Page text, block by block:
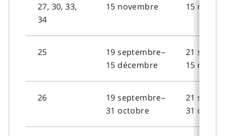
27, 30, 33,
34
15 novembre
15
25
19 septembre–
15 décembre
21
15
26
19 septembre–
31 octobre
21
31